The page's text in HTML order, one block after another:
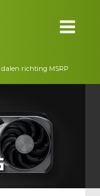
dalen richting MSRP